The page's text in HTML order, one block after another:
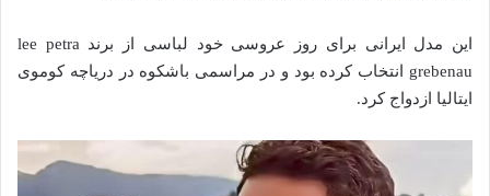
این مدل ایرانی برای روز عروسی خود لباسی از برند lee petra
grebenau انتخاب کرده بود و در مراسمی باشکوه در دریاچه کوموی
ایتالیا ازدواج کرد.